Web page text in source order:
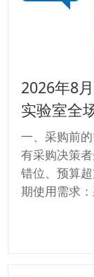
2026年8
实验室全
一、采购前
有采购决策
错位、预算
期使用需求